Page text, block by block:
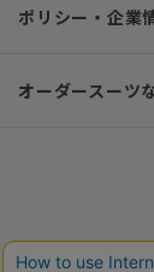
ポリシー・企業
オーダースーツ